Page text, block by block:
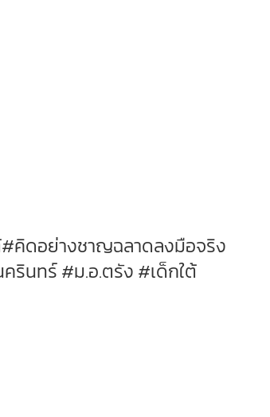
#คิดอย่างชาญฉลาดลงมือจริง
รินทร์ #ม.อ.ตรัง #เด็กใต้